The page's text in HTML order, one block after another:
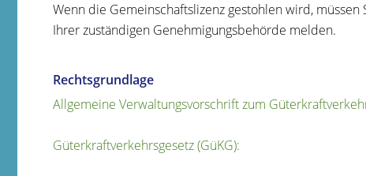
Wenn die Gemeinschaftslizenz gestohlen wird,
Ihrer zuständigen Genehmigungsbehörde melden.
Rechtsgrundlage
Allgemeine Verwaltungsvorschrift zum
Güterkraftverkehrsgesetz (GüKG):